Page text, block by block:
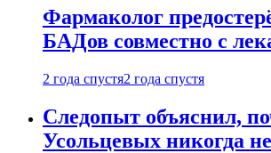
Фармаколог
БАДов совместно с
2 года спустя2 года спустя
Следопыт объяснил,
Усольцевых никогда